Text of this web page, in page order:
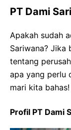
PT Dami
Apakah sudah
Sariwana? Jika
tentang
apa yang perlu
mari kita bahas!
Profil PT Dami